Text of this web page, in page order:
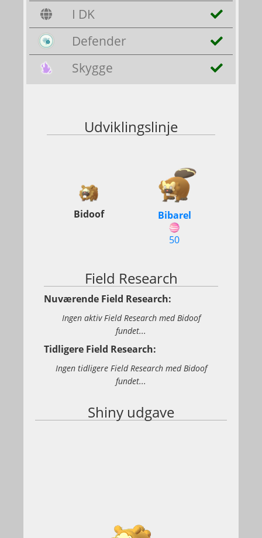
I DK
Defender
Skygge
Udviklingslinje
Bidoof
Bibarel
50
Field Research
Nuværende Field Research:
Ingen aktiv Field Research med Bidoof
fundet...
Tidligere Field Research:
Ingen tidligere Field Research med Bidoof
fundet...
Shiny udgave